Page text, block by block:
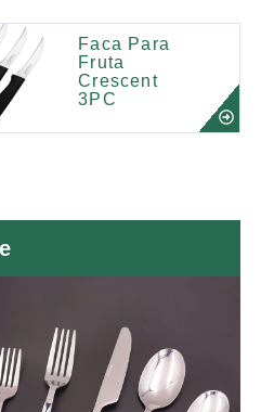
Faca Para
Fruta
Crescent
3PC